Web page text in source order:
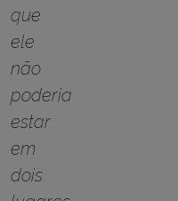
que
ele
não
poderia
estar
em
dois